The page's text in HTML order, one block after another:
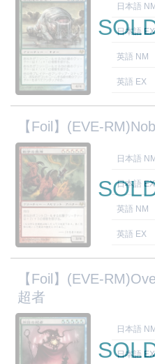
日本語
日本語 EX
英語 NM
英語 EX
【Foil】(EVE-
日本語
日本語 EX
英語 NM
英語 EX
【Foil】(EVE-
超者
日本語
日本語 EX